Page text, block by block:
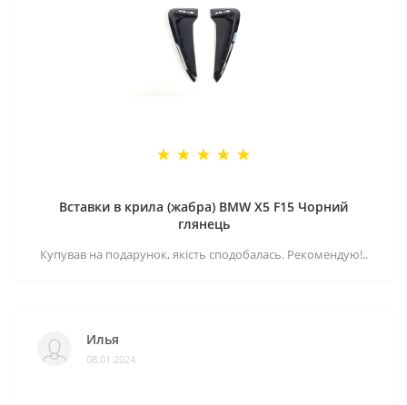
Вставки в крила (жабра) BMW X5 F15 Чорний
глянець
Купував на подарунок, якість сподобалась. Рекомендую!..
Илья
08.01.2024